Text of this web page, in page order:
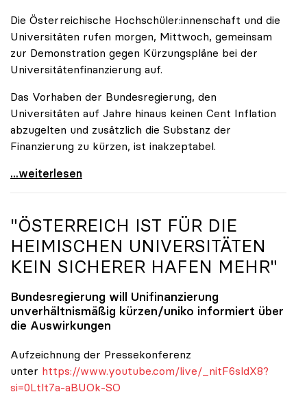
Die Österreichische Hochschüler:innenschaft und die
Universitäten rufen morgen, Mittwoch, gemeinsam
zur Demonstration gegen Kürzungspläne bei der
Universitätenfinanzierung auf.
Das Vorhaben der Bundesregierung, den
Universitäten auf Jahre hinaus keinen Cent Inflation
abzugelten und zusätzlich die Substanz der
Finanzierung zu kürzen, ist inakzeptabel.
#UnisRetten Warum es sich zu demonstrieren lohnt
...weiterlesen
"ÖSTERREICH IST FÜR DIE
HEIMISCHEN UNIVERSITÄTEN
KEIN SICHERER HAFEN MEHR"
Bundesregierung will Unifinanzierung
unverhältnismäßig kürzen/uniko informiert über
die Auswirkungen
Aufzeichnung der Pressekonferenz
unter https://www.youtube.com/live/_nitF6sldX8?
si=0Ltlt7a-aBUOk-SO